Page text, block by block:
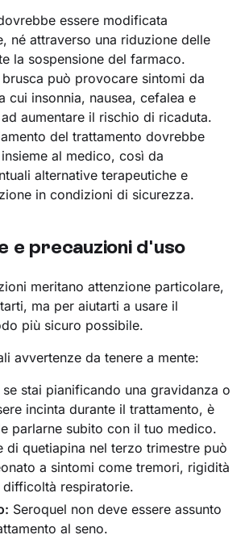
essere modificata
né attraverso una riduzione delle
la sospensione del farmaco.
può provocare sintomi da
cui insonnia, nausea, cefalea e
aumentare il rischio di ricaduta.
del trattamento dovrebbe
al medico, così da
alternative terapeutiche e
in condizioni di sicurezza.
e precauzioni d'uso
meritano attenzione particolare,
ma per aiutarti a usare il
più sicuro possibile.
avvertenze da tenere a mente:
se stai pianificando una gravidanza o
incinta durante il trattamento, è
parlarne subito con il tuo medico.
di quetiapina nel terzo trimestre può
a sintomi come tremori, rigidità
difficoltà respiratorie.
Seroquel non deve essere assunto
al seno.